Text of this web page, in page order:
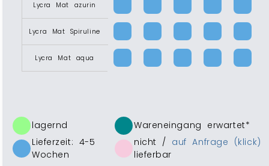
Lycra Mat azurin
Lycra Mat Spiruline
Lycra Mat aqua
lagernd
Wareneingang erwartet*
Lieferzeit: 4-5
Wochen
nicht / auf Anfrage (klick)
lieferbar